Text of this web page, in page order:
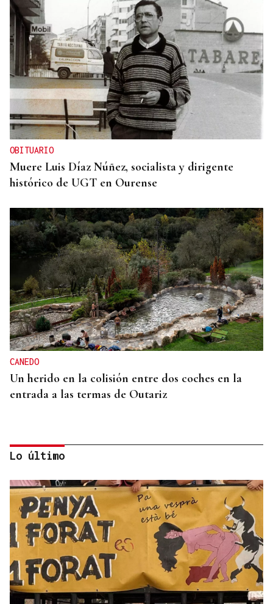
OBITUARIO
Muere Luis Díaz Núñez, socialista y dirigente
histórico de UGT en Ourense
CANEDO
Un herido en la colisión entre dos coches en la
entrada a las termas de Outariz
MOVILIDAD VERANO
Un coche todo el verano por 16.32 euros,
Lo último